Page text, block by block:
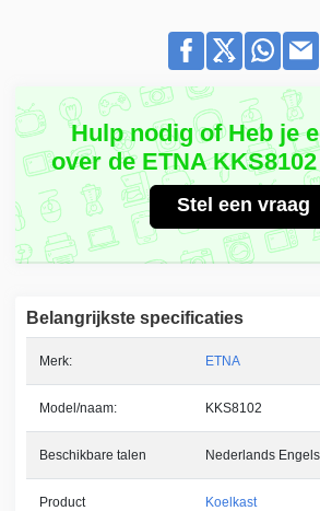
Hulp nodig of Heb je
over de ETNA
Stel een vraag
Belangrijkste specificaties
Merk: ETNA
Model/naam: KKS8102
Beschikbare talen Nederlands
Product Koelkast